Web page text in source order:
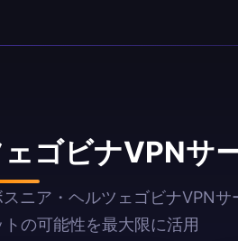
ゴビナVPNサ
ニア・ヘルツェゴビナVPNサ
の可能性を最大限に活用